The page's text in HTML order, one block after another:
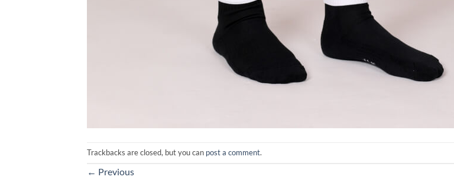
Trackbacks are closed, but you can post a comment.
← Previous